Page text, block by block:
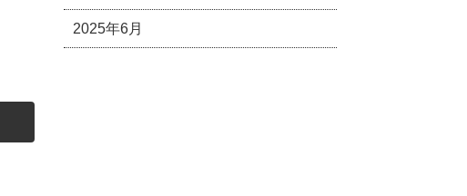
2025年6月